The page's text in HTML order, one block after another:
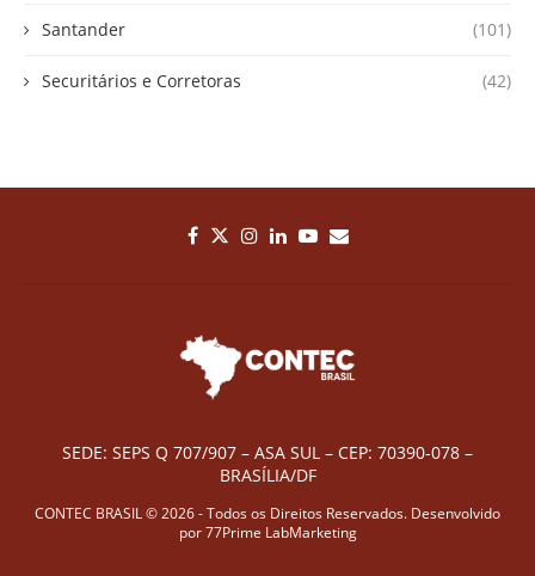
Santander (101)
Securitários e Corretoras (42)
SEDE: SEPS Q 707/907 – ASA SUL – CEP: 70390-078 –
BRASÍLIA/DF
CONTEC BRASIL © 2026 - Todos os Direitos Reservados. Desenvolvido
por77Prime LabMarketing